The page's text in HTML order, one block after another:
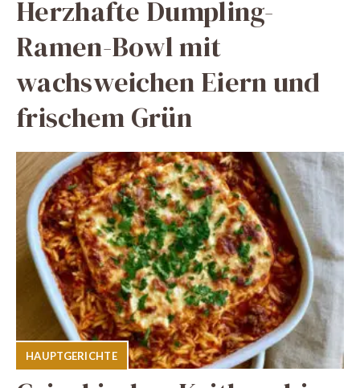
Herzhafte Dumpling-
Ramen-Bowl mit
wachsweichen Eiern und
frischem Grün
HAUPTGERICHTE